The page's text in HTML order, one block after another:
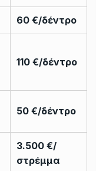
60 €/δέντρο
110 €/δέντρο
50 €/δέντρο
3.500 €/
στρέμμα